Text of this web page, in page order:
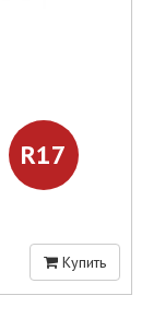
R17
Купить